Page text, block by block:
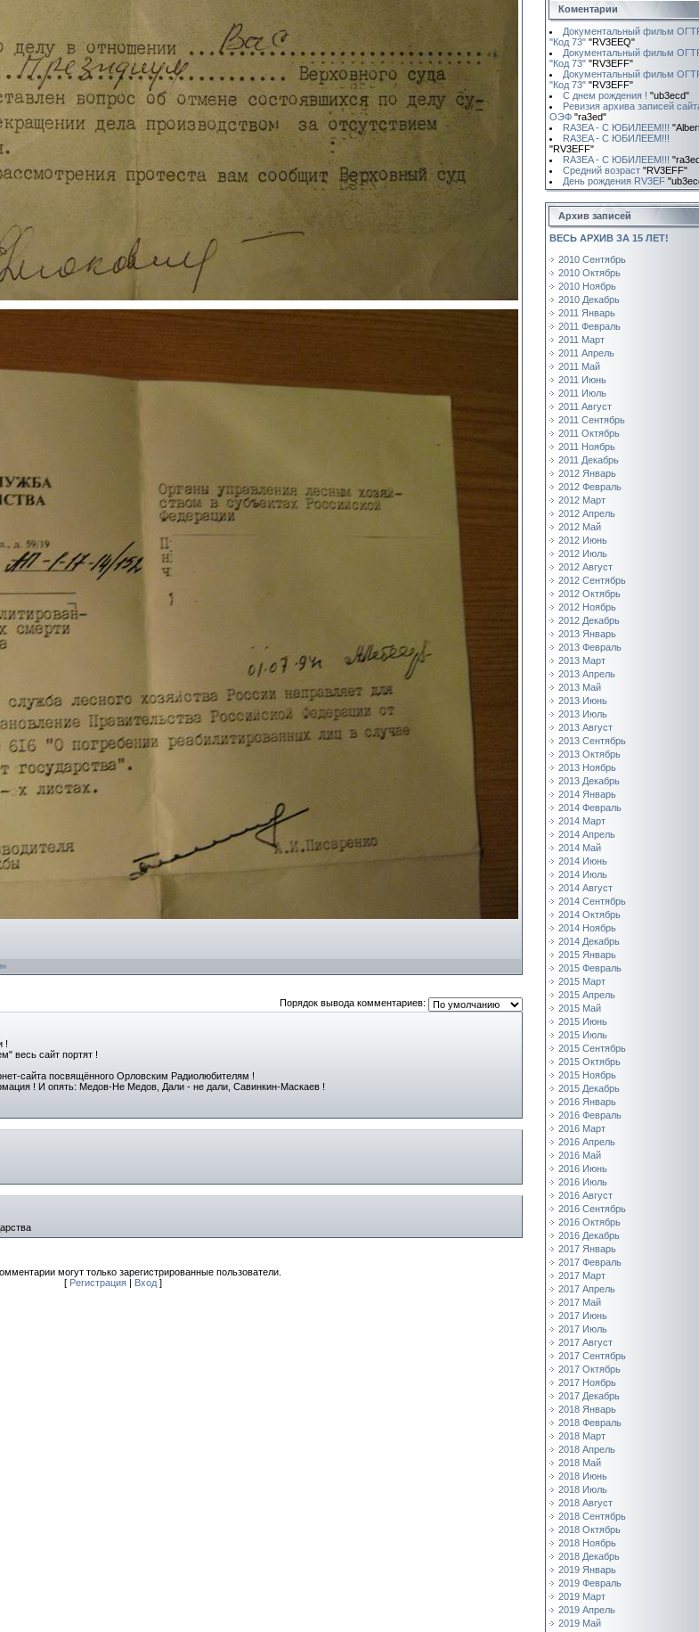
Порядок вывода комментариев:
!
весь сайт портят !
сайта посвящённого Орловским Радиолюбителям !
! И опять: Медов-Не Медов, Дали - не дали, Савинкин-Маскаев !
могут только зарегистрированные пользователи.
[ Регистрация| Вход]
Коментарии
Документальный фильм
"Код 73" "RV3EEQ"
Документальный фильм
"Код 73" "RV3EFF"
Документальный фильм
"Код 73" "RV3EFF"
С днем рождения ! "ub3ecd"
Ревизия архива записей
ОЭФ "ra3ed"
RA3EA - С ЮБИЛЕЕМ!!!
RA3EA - С ЮБИЛЕЕМ!!!
"RV3EFF"
RA3EA - С ЮБИЛЕЕМ!!!
Средний возраст "RV3EFF"
День рождения RV3EF
Архив записей
ВЕСЬ АРХИВ ЗА 15 ЛЕТ!
2010 Сентябрь
2010 Октябрь
2010 Ноябрь
2010 Декабрь
2011 Январь
2011 Февраль
2011 Март
2011 Апрель
2011 Май
2011 Июнь
2011 Июль
2011 Август
2011 Сентябрь
2011 Октябрь
2011 Ноябрь
2011 Декабрь
2012 Январь
2012 Февраль
2012 Март
2012 Апрель
2012 Май
2012 Июнь
2012 Июль
2012 Август
2012 Сентябрь
2012 Октябрь
2012 Ноябрь
2012 Декабрь
2013 Январь
2013 Февраль
2013 Март
2013 Апрель
2013 Май
2013 Июнь
2013 Июль
2013 Август
2013 Сентябрь
2013 Октябрь
2013 Ноябрь
2013 Декабрь
2014 Январь
2014 Февраль
2014 Март
2014 Апрель
2014 Май
2014 Июнь
2014 Июль
2014 Август
2014 Сентябрь
2014 Октябрь
2014 Ноябрь
2014 Декабрь
2015 Январь
2015 Февраль
2015 Март
2015 Апрель
2015 Май
2015 Июнь
2015 Июль
2015 Сентябрь
2015 Октябрь
2015 Ноябрь
2015 Декабрь
2016 Январь
2016 Февраль
2016 Март
2016 Апрель
2016 Май
2016 Июнь
2016 Июль
2016 Август
2016 Сентябрь
2016 Октябрь
2016 Декабрь
2017 Январь
2017 Февраль
2017 Март
2017 Апрель
2017 Май
2017 Июнь
2017 Июль
2017 Август
2017 Сентябрь
2017 Октябрь
2017 Ноябрь
2017 Декабрь
2018 Январь
2018 Февраль
2018 Март
2018 Апрель
2018 Май
2018 Июнь
2018 Июль
2018 Август
2018 Сентябрь
2018 Октябрь
2018 Ноябрь
2018 Декабрь
2019 Январь
2019 Февраль
2019 Март
2019 Апрель
2019 Май